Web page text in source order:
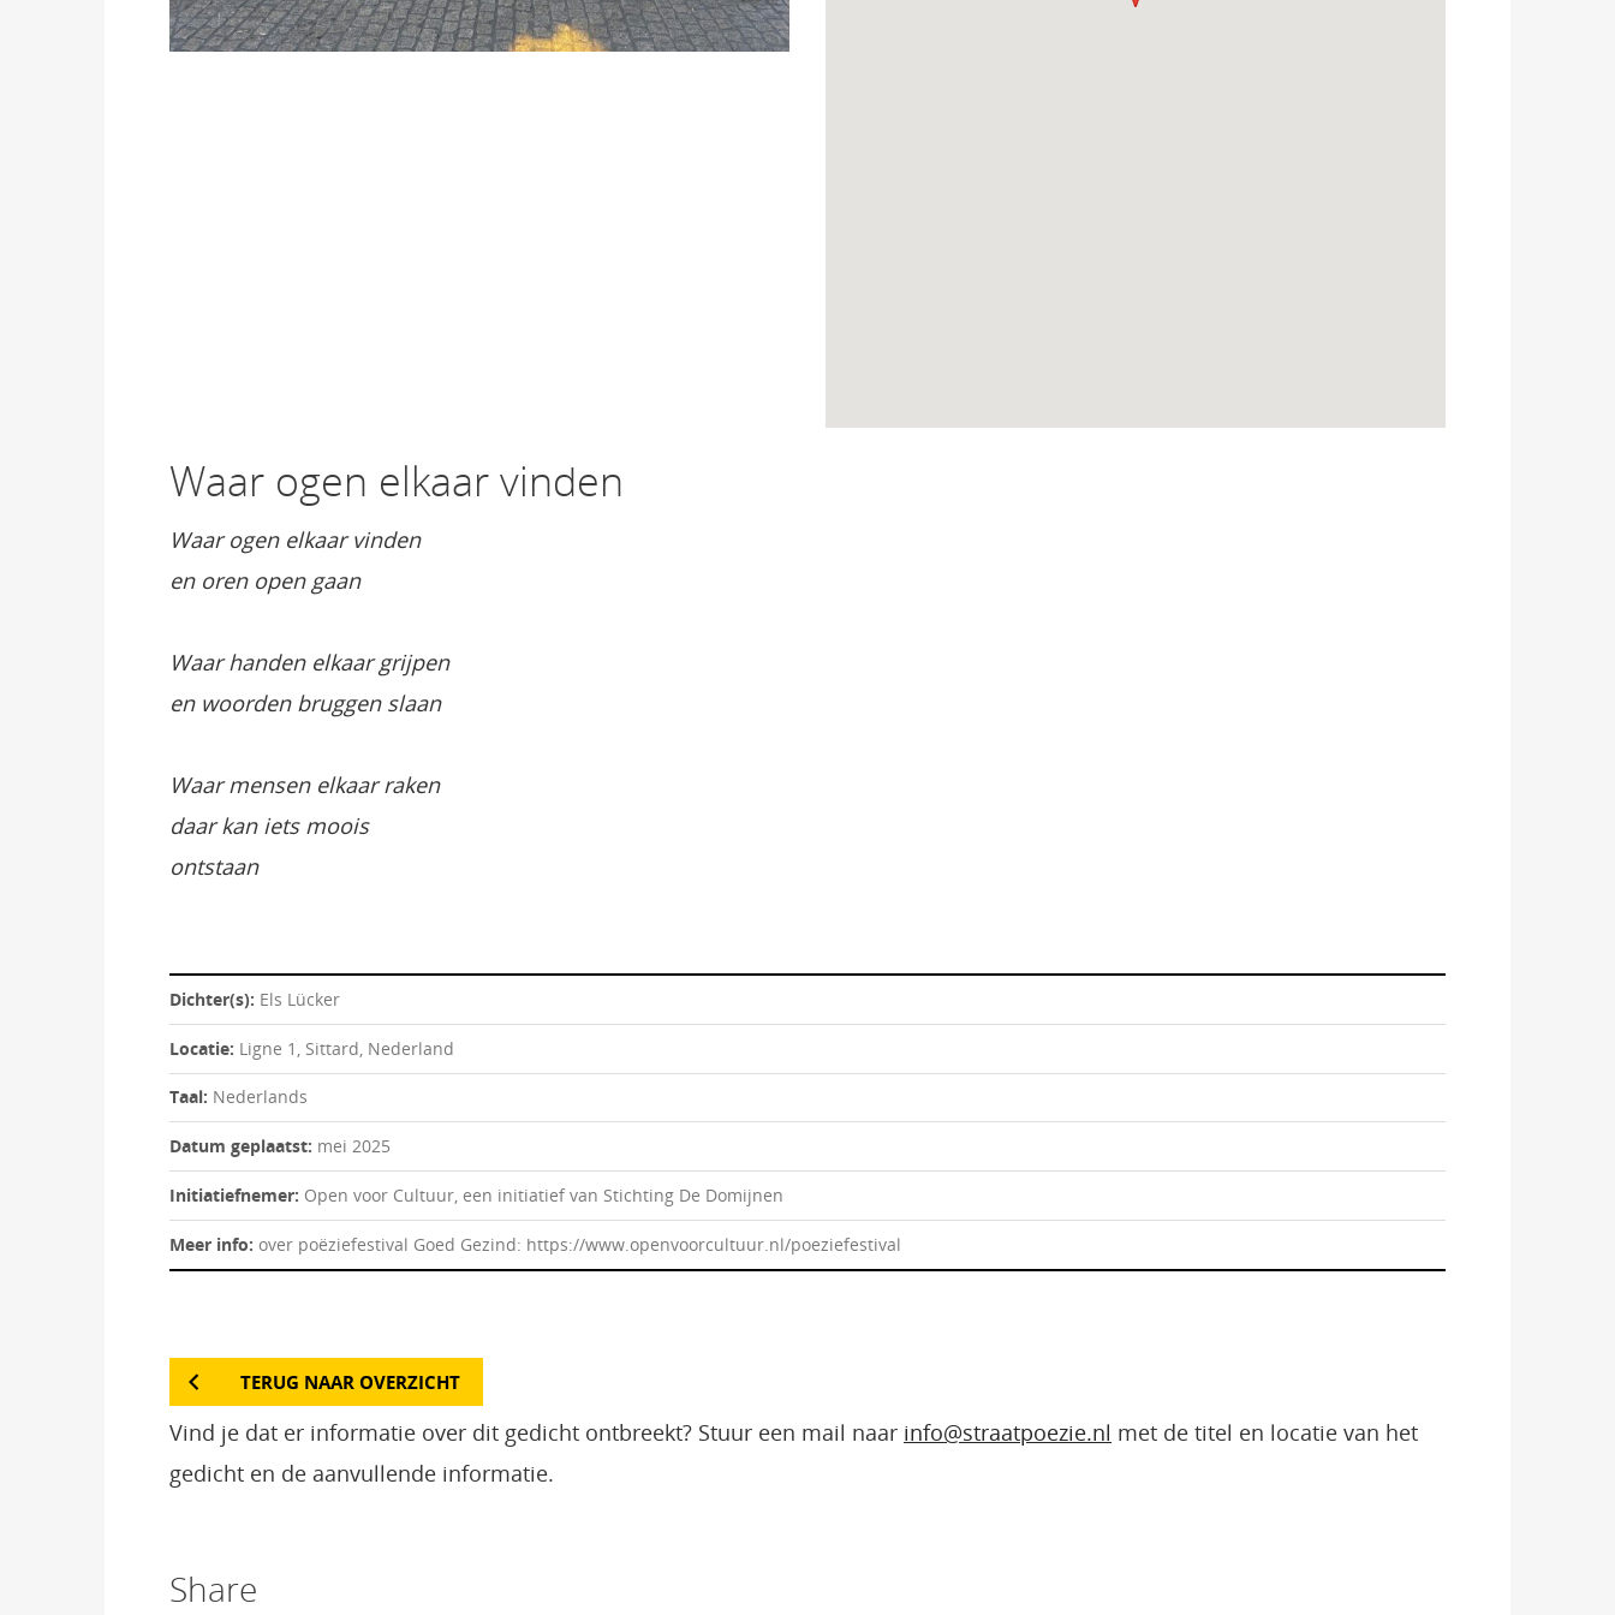
Waar ogen elkaar vinden
Waar ogen elkaar vinden
en oren open gaan
Waar handen elkaar grijpen
en woorden bruggen slaan
Waar mensen elkaar raken
daar kan iets moois
ontstaan
Dichter(s): Els Lücker
Locatie: Ligne 1, Sittard, Nederland
Taal: Nederlands
Datum geplaatst: mei 2025
Initiatiefnemer: Open voor Cultuur, een initiatief van Stichting De Domijnen
Meer info: over poëziefestival Goed Gezind: https://www.openvoorcultuur.nl/poeziefestival
TERUG NAAR OVERZICHT
Vind je dat er informatie over dit gedicht ontbreekt? Stuur een mail naar info@straatpoezie.nl met de titel en locatie van het
gedicht en de aanvullende informatie.
Share